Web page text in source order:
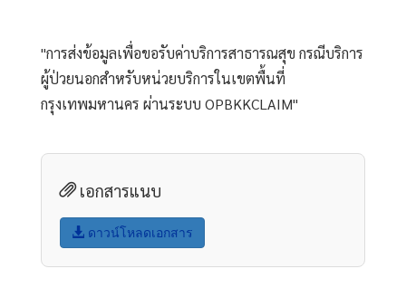
"การส่งข้อมูลเพื่อขอรับค่าบริการสาธารณสุข กรณีบริการ
ผู้ป่วยนอกสำหรับหน่วยบริการในเขตพื้นที่
กรุงเทพมหานคร ผ่านระบบ OPBKKCLAIM"
เอกสารแนบ
ดาวน์โหลดเอกสาร